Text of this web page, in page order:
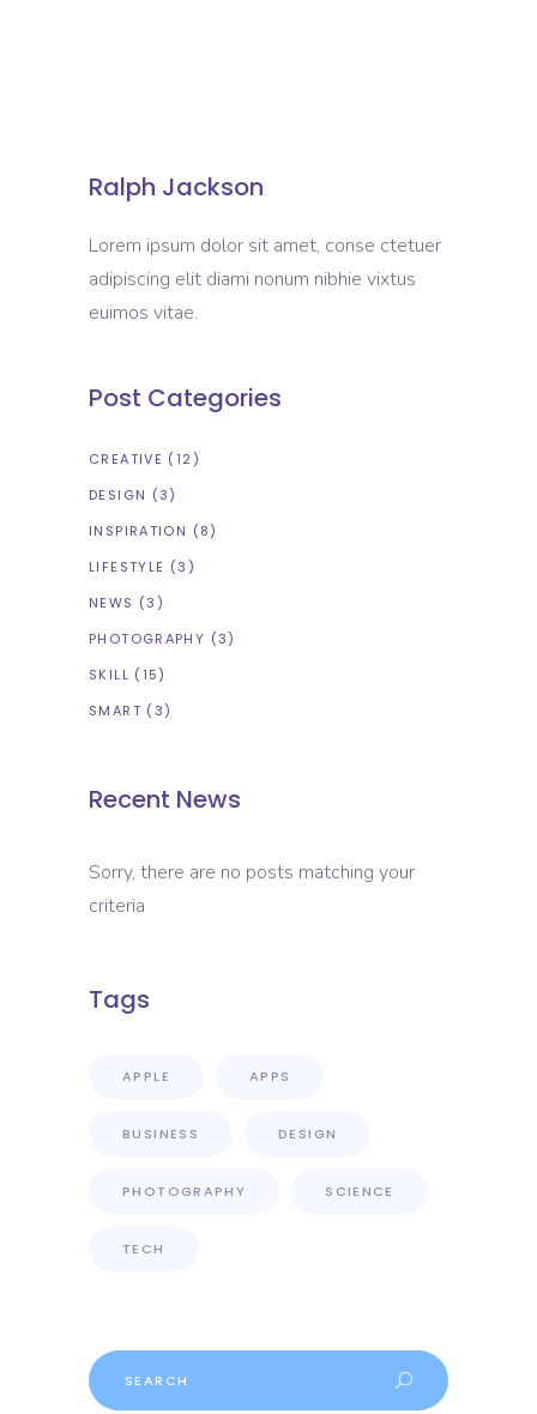
Ralph Jackson
Lorem ipsum dolor sit amet, conse ctetuer
adipiscing elit diami nonum nibhie vixtus
euimos vitae.
Post Categories
CREATIVE (12)
DESIGN (3)
INSPIRATION (8)
LIFESTYLE (3)
NEWS (3)
PHOTOGRAPHY (3)
SKILL (15)
SMART (3)
Recent News
Sorry, there are no posts matching your
criteria
Tags
APPLE APPS
BUSINESS DESIGN
PHOTOGRAPHY SCIENCE
TECH